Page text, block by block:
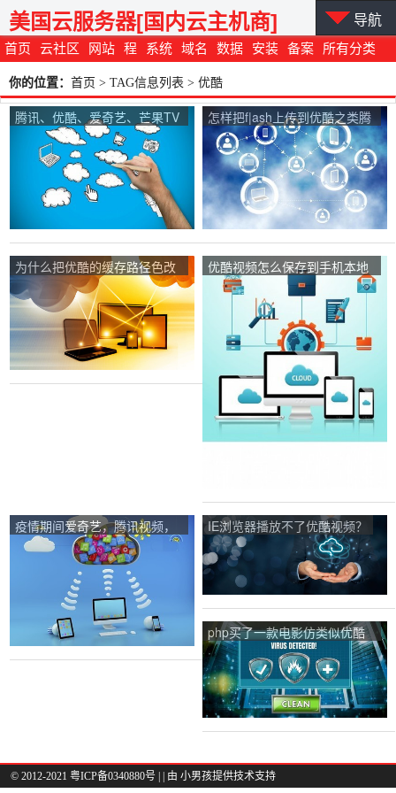
首页 云社区 网站 程 系统 域名 数据 安装 备案 所有分类
美国云服务器[国内云主机商] 导航
你的位置： 首页 > TAG信息列表 > 优酷
腾讯、优酷、爱奇艺、芒果TV
等视频播放网站各有什么优势
和缺陷？
怎样把f|ash上传到优酷之类腾
讯认可的网站获得一个地址？
为什么把优酷的缓存路径色改
成SD卡。缓存视频的时候就显
示，检测不到SD卡。然而我的
手机里面有SD卡？
优酷视频怎么保存到手机本地
视频？
疫情期间爱奇艺，腾讯视频，
优酷视频，为什么不能免广
告，免会员呢？
IE浏览器播放不了优酷视频？
php买了一款电影仿类似优酷
的那种源码的授权，但有域名
限制，怎么去除？
© 2012-2021 粤ICP备0340880号 | | 由 小男孩提供技术支持